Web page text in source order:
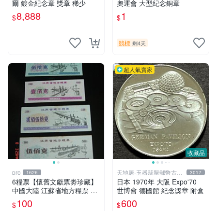
爾 鍍金紀念章 獎章 稀少
$8,888
奧運會 大型紀念銅章
$1
競標 剩4天
pro 1626
6糧票【懷舊文獻票劵珍藏】
中國大陸 江蘇省地方糧票 糧
食局 購糧卷 1986年 共4張-6
$100
收藏品
超人氣賣家
天地居-玉器翡翠郵幣古玩
藝品
3017
日本 1970年 大阪 Expo'70
世博會 德國館 紀念獎章 附盒
$600